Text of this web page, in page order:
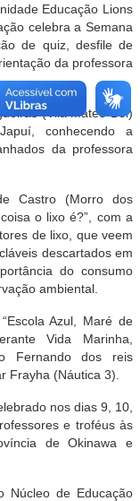
Educação Lions
celebra a Semana
de quiz, desfile de
da professora
(Vila Mateo Bei)
conhecendo a
da professora
Castro (Morro dos
o lixo é?”, com a
de lixo, que veem
descartados em
do consumo
ambiental.
Azul, Maré de
Vida Marinha,
Fernando dos reis
Frayha (Náutica 3).
nos dias 9, 10,
e troféus às
de Okinawa e
Núcleo de Educação